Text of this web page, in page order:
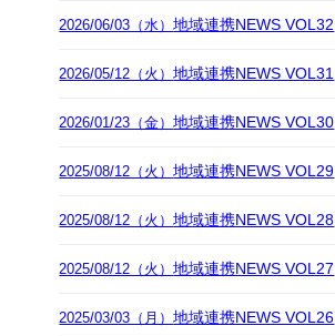
2026/06/03（水）地域連携NEWS VOL32
2026/05/12（火）地域連携NEWS VOL31
2026/01/23（金）地域連携NEWS VOL30
2025/08/12（火）地域連携NEWS VOL29
2025/08/12（火）地域連携NEWS VOL28
2025/08/12（火）地域連携NEWS VOL27
2025/03/03（月）地域連携NEWS VOL26